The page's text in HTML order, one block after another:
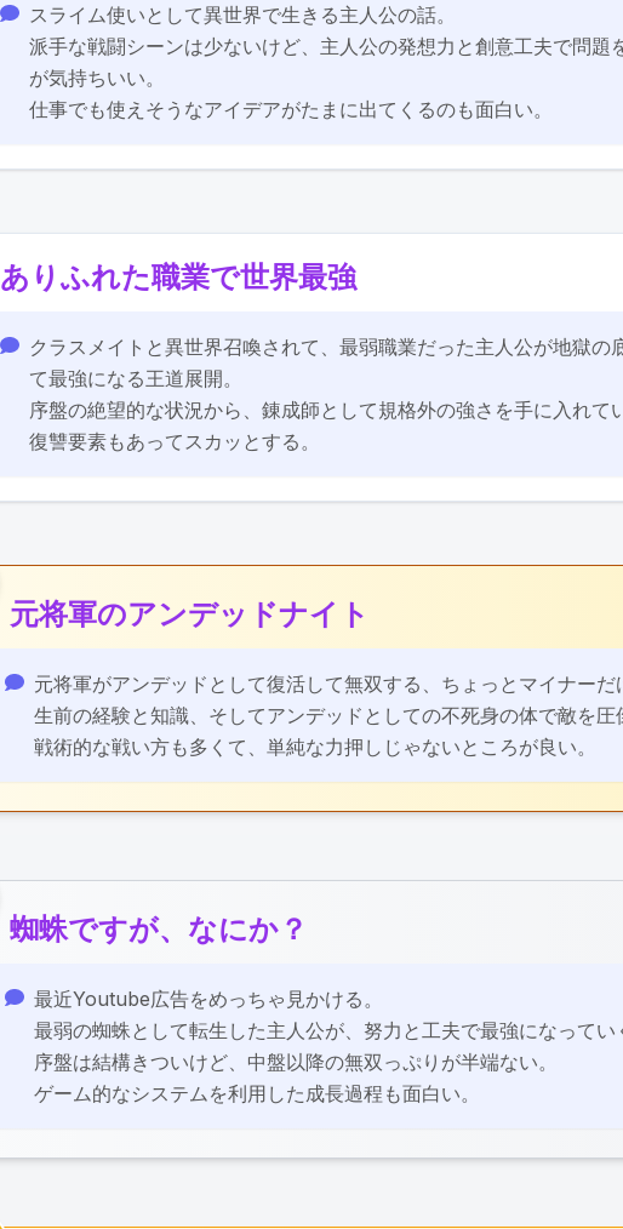
感想・レビュー：
スライム使いとして異世界で生きる主人公の話。
派手な戦闘シーンは少ないけど、主人公の発想力と創意工夫で問題
が気持ちいい。
仕事でも使えそうなアイデアがたまに出てくるのも面白い。
ありふれた職業で世界最強
感想・レビュー：
クラスメイトと異世界召喚されて、最弱職業だった主人公が地獄の
て最強になる王道展開。
序盤の絶望的な状況から、錬成師として規格外の強さを手に入れて
復讐要素もあってスカッとする。
元将軍のアンデッドナイト
感想・レビュー：
元将軍がアンデッドとして復活して無双する、ちょっとマイナーだ
生前の経験と知識、そしてアンデッドとしての不死身の体で敵を圧
戦術的な戦い方も多くて、単純な力押しじゃないところが良い。
蜘蛛ですが、なにか？
感想・レビュー：
最近Youtube広告をめっちゃ見かける。
最弱の蜘蛛として転生した主人公が、努力と工夫で最強になってい
序盤は結構きついけど、中盤以降の無双っぷりが半端ない。
ゲーム的なシステムを利用した成長過程も面白い。